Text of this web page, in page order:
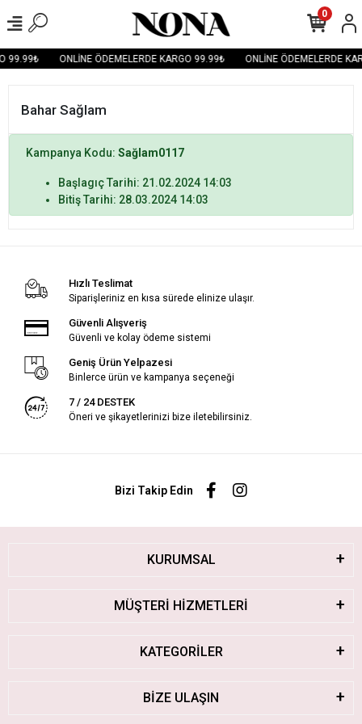
99.99₺ ONLİNE ÖDEMELERDE KARGO 99.99₺ ONLİNE ÖDEMELERDE
0
Bahar Sağlam
Kampanya Kodu: Sağlam0117
Başlagıç Tarihi: 21.02.2024 14:03
Bitiş Tarihi: 28.03.2024 14:03
Hızlı Teslimat
Siparişleriniz en kısa sürede elinize ulaşır.
Güvenli Alışveriş
Güvenli ve kolay ödeme sistemi
Geniş Ürün Yelpazesi
Binlerce ürün ve kampanya seçeneği
7 / 24 DESTEK
Öneri ve şikayetlerinizi bize iletebilirsiniz.
Bizi Takip Edin
KURUMSAL
MÜŞTERİ HİZMETLERİ
KATEGORİLER
BİZE ULAŞIN